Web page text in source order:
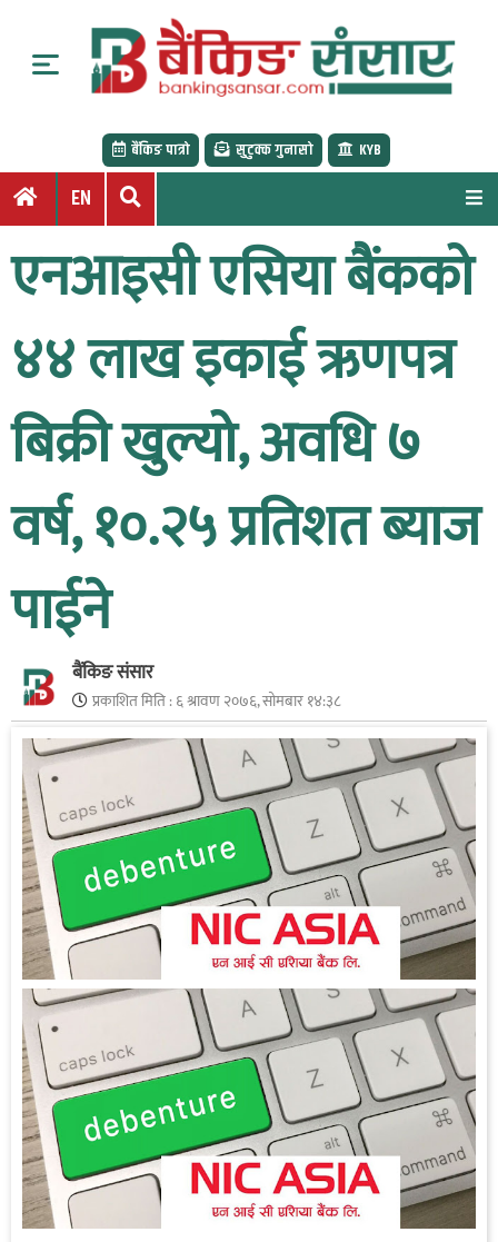
o
बैंकिङ पात्रो सुटुक्क गुनासो KYB
EN
एनआइसी एसिया बैंकको
४४ लाख इकाई ऋणपत्र
बिक्री खुल्यो, अवधि ७
वर्ष, १०.२५ प्रतिशत ब्याज
पाईने
बैंकिङ संसार
प्रकाशित मिति :६ श्रावण २०७६, सोमबार १४:३८